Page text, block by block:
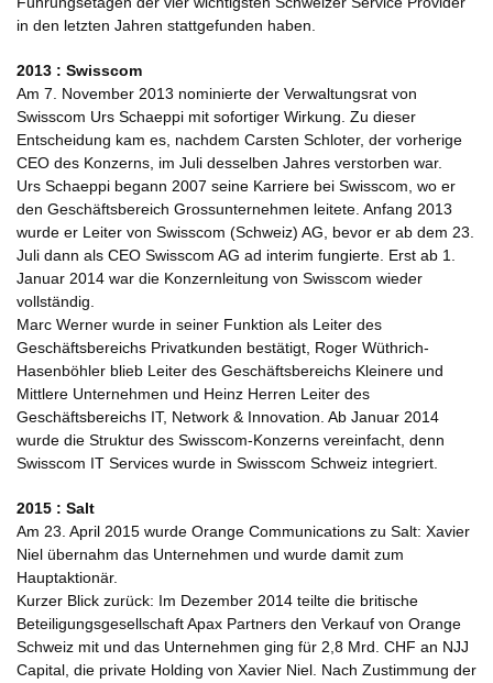
in den letzten Jahren stattgefunden haben.
2013 : Swisscom
Am 7. November 2013 nominierte der Verwaltungsrat von
Swisscom Urs Schaeppi mit sofortiger Wirkung. Zu dieser
Entscheidung kam es, nachdem Carsten Schloter, der vorherige
CEO des Konzerns, im Juli desselben Jahres verstorben war.
Urs Schaeppi begann 2007 seine Karriere bei Swisscom, wo er
den Geschäftsbereich Grossunternehmen leitete. Anfang 2013
wurde er Leiter von Swisscom (Schweiz) AG, bevor er ab dem 23.
Juli dann als CEO Swisscom AG ad interim fungierte. Erst ab 1.
Januar 2014 war die Konzernleitung von Swisscom wieder
vollständig.
Marc Werner wurde in seiner Funktion als Leiter des
Geschäftsbereichs Privatkunden bestätigt, Roger Wüthrich-
Hasenböhler blieb Leiter des Geschäftsbereichs Kleinere und
Mittlere Unternehmen und Heinz Herren Leiter des
Geschäftsbereichs IT, Network & Innovation. Ab Januar 2014
wurde die Struktur des Swisscom-Konzerns vereinfacht, denn
Swisscom IT Services wurde in Swisscom Schweiz integriert.
2015 : Salt
Am 23. April 2015 wurde Orange Communications zu Salt: Xavier
Niel übernahm das Unternehmen und wurde damit zum
Hauptaktionär.
Kurzer Blick zurück: Im Dezember 2014 teilte die britische
Beteiligungsgesellschaft Apax Partners den Verkauf von Orange
Schweiz mit und das Unternehmen ging für 2,8 Mrd. CHF an NJJ
Capital, die private Holding von Xavier Niel. Nach Zustimmung der